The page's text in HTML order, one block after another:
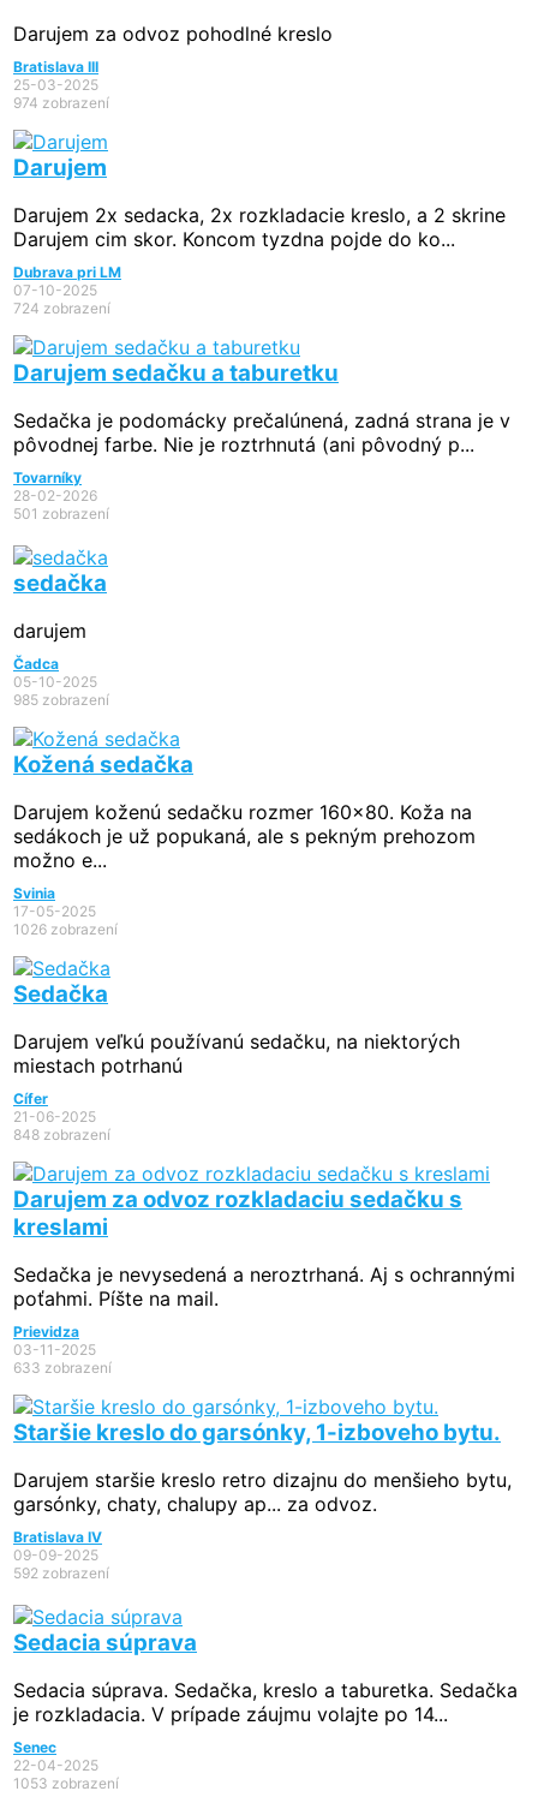
Darujem za odvoz pohodlné kreslo
Bratislava III
25-03-2025
974 zobrazení
Darujem
Darujem 2x sedacka, 2x rozkladacie kreslo, a 2 skrine
Darujem cim skor. Koncom tyzdna pojde do ko...
Dubrava pri LM
07-10-2025
724 zobrazení
Darujem sedačku a taburetku
Sedačka je podomácky prečalúnená, zadná strana je v
pôvodnej farbe. Nie je roztrhnutá (ani pôvodný p...
Tovarníky
28-02-2026
501 zobrazení
sedačka
darujem
Čadca
05-10-2025
985 zobrazení
Kožená sedačka
Darujem koženú sedačku rozmer 160x80. Koža na
sedákoch je už popukaná, ale s pekným prehozom
možno e...
Svinia
17-05-2025
1026 zobrazení
Sedačka
Darujem veľkú používanú sedačku, na niektorých
miestach potrhanú
Cífer
21-06-2025
848 zobrazení
Darujem za odvoz rozkladaciu sedačku s
kreslami
Sedačka je nevysedená a neroztrhaná. Aj s ochrannými
poťahmi. Píšte na mail.
Prievidza
03-11-2025
633 zobrazení
Staršie kreslo do garsónky, 1-izboveho bytu.
Darujem staršie kreslo retro dizajnu do menšieho bytu,
garsónky, chaty, chalupy ap... za odvoz.
Bratislava IV
09-09-2025
592 zobrazení
Sedacia súprava
Sedacia súprava. Sedačka, kreslo a taburetka. Sedačka
je rozkladacia. V prípade záujmu volajte po 14...
Senec
22-04-2025
1053 zobrazení